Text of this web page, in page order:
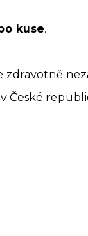
kuse.
zdravotně
České